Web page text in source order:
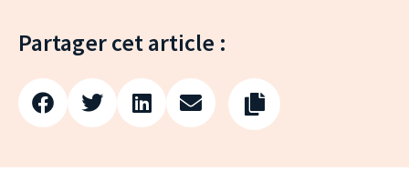
Partager cet article :